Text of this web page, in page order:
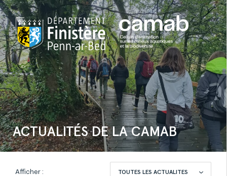
ACTUALITÉS DE LA CAMAB
Afficher :